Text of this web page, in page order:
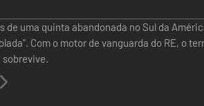
uma quinta abandonada no Sul da
Com o motor de vanguarda do RE, o
sobrevive.